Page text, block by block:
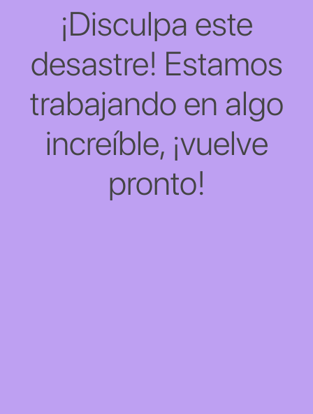
¡Disculpa este
desastre! Estamos
trabajando en algo
increíble, ¡vuelve
pronto!